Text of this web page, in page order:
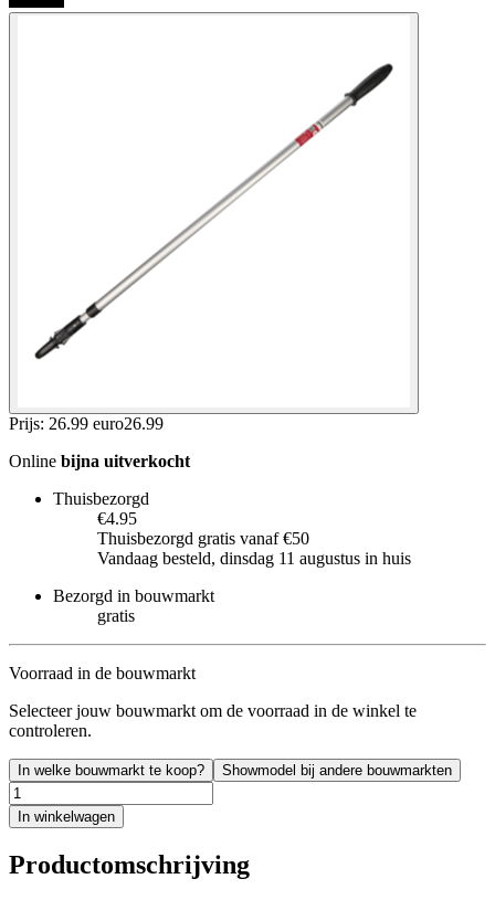
Prijs: 26.99 euro26.99
Online bijna uitverkocht
Thuisbezorgd
€4.95
Thuisbezorgd gratis vanaf €50
Vandaag besteld, dinsdag 11 augustus in huis
Bezorgd in bouwmarkt
gratis
Voorraad in de bouwmarkt
Selecteer jouw bouwmarkt om de voorraad in de winkel te
controleren.
In welke bouwmarkt te koop? Showmodel bij andere bouwmarkten
In winkelwagen
Productomschrijving